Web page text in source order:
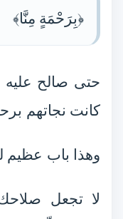
﴿بِرَحْمَةٍ مِنَّا﴾
حتى صالح عليه
كانت نجاتهم
وهذا باب عظيم
لا تجعل